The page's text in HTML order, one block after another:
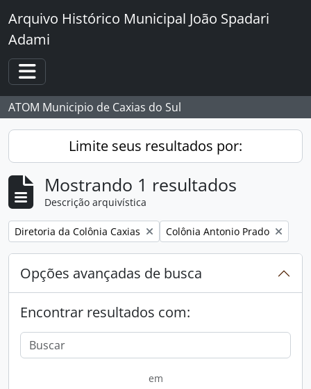
Skip to main content
Arquivo Histórico Municipal João Spadari
Adami
Toggle navigation
ATOM Municipio de Caxias do Sul
Limite seus resultados por:
Mostrando 1 resultados
Descrição arquivística
Remover filtro:
Diretoria da Colônia Caxias Remover filtro:
Colônia Antonio Prado
Opções avançadas de busca
Encontrar resultados com:
em